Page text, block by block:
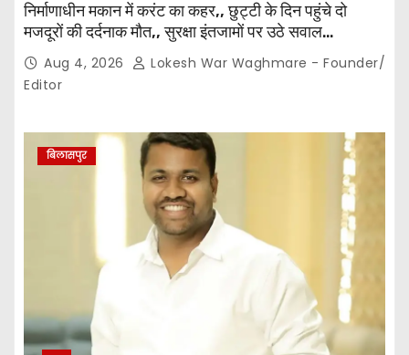
निर्माणाधीन मकान में करंट का कहर,, छुट्टी के दिन पहुंचे दो
मजदूरों की दर्दनाक मौत,, सुरक्षा इंतजामों पर उठे सवाल…
Aug 4, 2026
Lokesh War Waghmare - Founder/
Editor
बिलासपुर